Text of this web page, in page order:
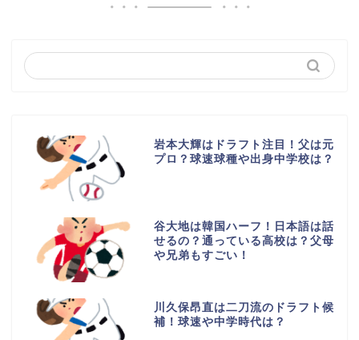
岩本大輝はドラフト注目！父は元
プロ？球速球種や出身中学校は？
谷大地は韓国ハーフ！日本語は話
せるの？通っている高校は？父母
や兄弟もすごい！
川久保昂直は二刀流のドラフト候
補！球速や中学時代は？